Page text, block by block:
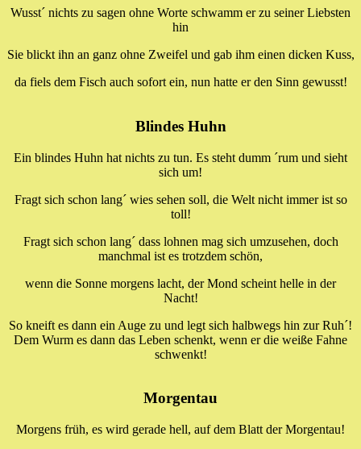
Wusst´ nichts zu sagen ohne Worte schwamm er zu seiner Liebsten
hin
Sie blickt ihn an ganz ohne Zweifel und gab ihm einen dicken Kuss,
da fiels dem Fisch auch sofort ein, nun hatte er den Sinn gewusst!
Blindes Huhn
Ein blindes Huhn hat nichts zu tun. Es steht dumm ´rum und sieht
sich um!
Fragt sich schon lang´ wies sehen soll, die Welt nicht immer ist so
toll!
Fragt sich schon lang´ dass lohnen mag sich umzusehen, doch
manchmal ist es trotzdem schön,
wenn die Sonne morgens lacht, der Mond scheint helle in der
Nacht!
So kneift es dann ein Auge zu und legt sich halbwegs hin zur Ruh´!
Dem Wurm es dann das Leben schenkt, wenn er die weiße Fahne
schwenkt!
Morgentau
Morgens früh, es wird gerade hell, auf dem Blatt der Morgentau!